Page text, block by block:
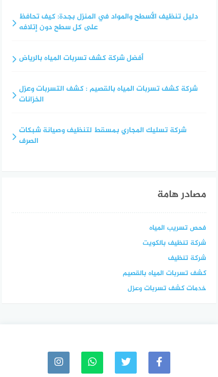
دليل تنظيف الأسطح والمواد في المنزل بجدة: كيف تحافظ
على كل سطح دون إتلافه
أفضل شركة كشف تسربات المياه بالرياض
شركة كشف تسربات المياه بالقصيم : كشف التسربات وعزل
الخزانات
شركة تسليك المجاري بمسقط لتنظيف وصيانة شبكات
الصرف
مصادر هامة
فحص تسريب المياه
شركة تنظيف بالكويت
شركة تنظيف
كشف تسربات المياه بالقصيم
خدمات كشف تسربات وعزل